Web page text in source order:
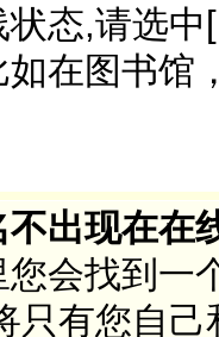
态,请选
在图书馆
出现在在
会找到一
只有您自